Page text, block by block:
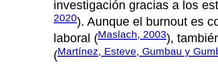
investigación gracias a los
2020). Aunque el burnout es
laboral (Maslach, 2003),
(Martínez, Esteve, Gumbau y